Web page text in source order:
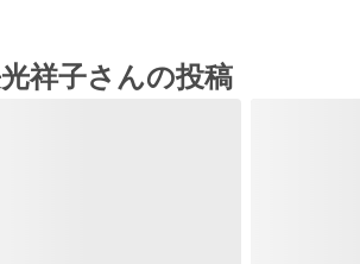
祥子さんの投稿